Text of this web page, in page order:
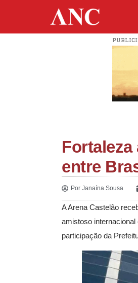
entre
Por Janaína Sousa
A Arena Castelão
amistoso
participação da